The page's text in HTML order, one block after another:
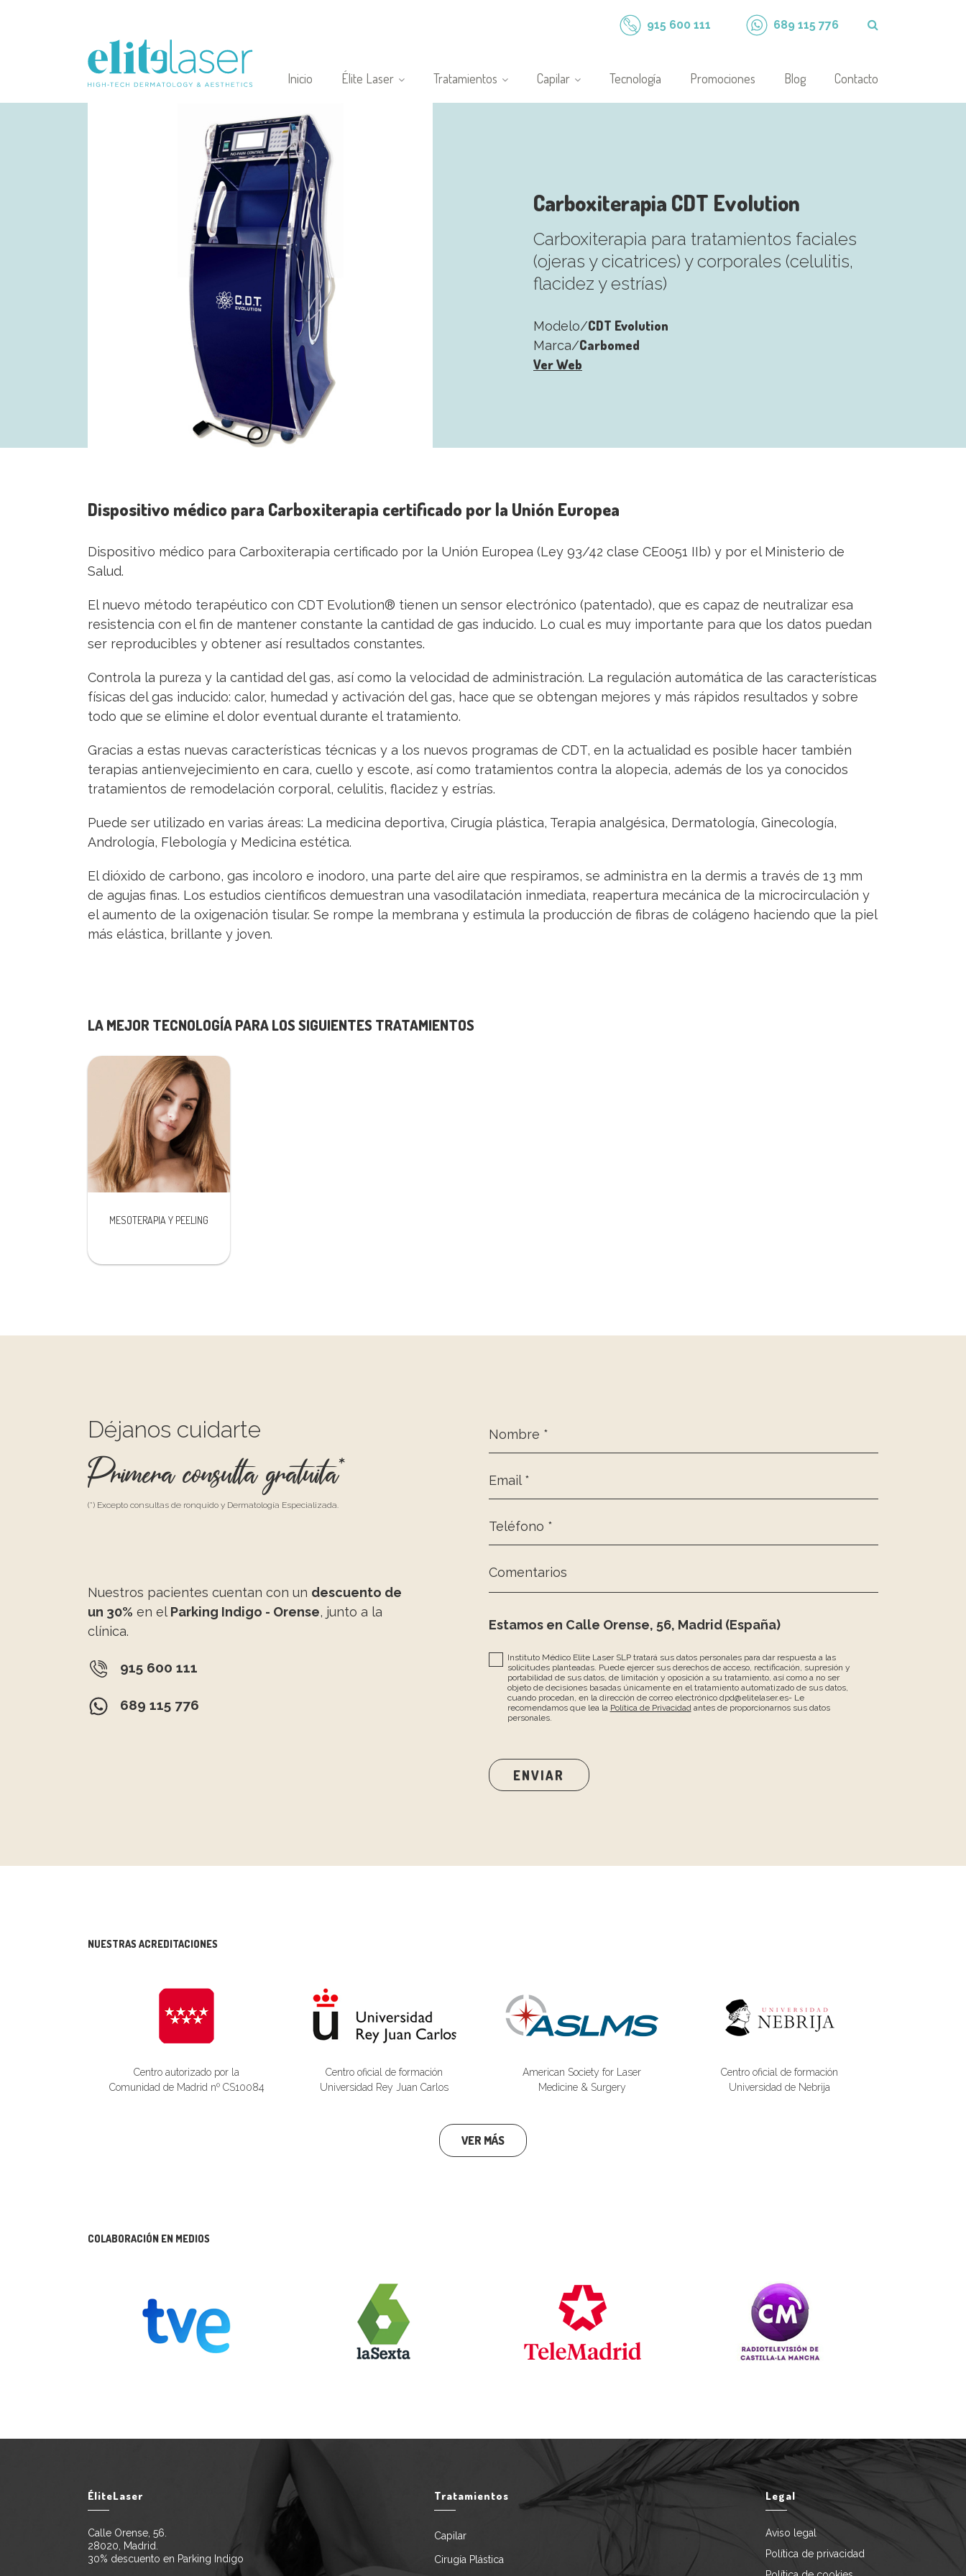
915 600 111 689 115 776
Inicio Élite Laser Tratamientos Capilar Tecnología Promociones Blog Contacto
Carboxiterapia CDT Evolution
Carboxiterapia para tratamientos faciales
(ojeras y cicatrices) y corporales (celulitis,
flacidez y estrías)
Modelo/CDT Evolution
Marca/Carbomed
Ver Web
Dispositivo médico para Carboxiterapia certificado por la Unión Europea
Dispositivo médico para Carboxiterapia certificado por la Unión Europea (Ley 93/42 clase CE0051 IIb) y por el Ministerio de
Salud.
El nuevo método terapéutico con CDT Evolution® tienen un sensor electrónico (patentado), que es capaz de neutralizar esa
resistencia con el fin de mantener constante la cantidad de gas inducido. Lo cual es muy importante para que los datos puedan
ser reproducibles y obtener así resultados constantes.
Controla la pureza y la cantidad del gas, así como la velocidad de administración. La regulación automática de las características
físicas del gas inducido: calor, humedad y activación del gas, hace que se obtengan mejores y más rápidos resultados y sobre
todo que se elimine el dolor eventual durante el tratamiento.
Gracias a estas nuevas características técnicas y a los nuevos programas de CDT, en la actualidad es posible hacer también
terapias antienvejecimiento en cara, cuello y escote, así como tratamientos contra la alopecia, además de los ya conocidos
tratamientos de remodelación corporal, celulitis, flacidez y estrías.
Puede ser utilizado en varias áreas: La medicina deportiva, Cirugía plástica, Terapia analgésica, Dermatología, Ginecología,
Andrología, Flebología y Medicina estética.
El dióxido de carbono, gas incoloro e inodoro, una parte del aire que respiramos, se administra en la dermis a través de 13 mm
de agujas finas. Los estudios científicos demuestran una vasodilatación inmediata, reapertura mecánica de la microcirculación y
el aumento de la oxigenación tisular. Se rompe la membrana y estimula la producción de fibras de colágeno haciendo que la piel
más elástica, brillante y joven.
LA MEJOR TECNOLOGÍA PARA LOS SIGUIENTES TRATAMIENTOS
MESOTERAPIA Y PEELING
Déjanos cuidarte
Primera consulta gratuita*
(*) Excepto consultas de ronquido y Dermatología Especializada.
Nuestros pacientes cuentan con un descuento de
un 30% en el Parking Indigo - Orense, junto a la
clínica.
915 600 111
689 115 776
Nombre *
Email *
Teléfono *
Comentarios
Estamos en Calle Orense, 56, Madrid (España)
Instituto Médico Elite Laser SLP tratará sus datos personales para dar respuesta a las
solicitudes planteadas. Puede ejercer sus derechos de acceso, rectificación, supresión y
portabilidad de sus datos, de limitación y oposición a su tratamiento, así como a no ser
objeto de decisiones basadas únicamente en el tratamiento automatizado de sus datos,
cuando procedan, en la dirección de correo electrónico dpd@elitelaser.es- Le
recomendamos que lea la Política de Privacidad antes de proporcionarnos sus datos
personales.
NUESTRAS ACREDITACIONES
Centro autorizado por la
Comunidad de Madrid nº CS10084
Centro oficial de formación
Universidad Rey Juan Carlos
American Society for Laser
Medicine & Surgery
Centro oficial de formación
Universidad de Nebrija
VER MÁS
COLABORACIÓN EN MEDIOS
ÉliteLaser
Calle Orense, 56.
28020, Madrid.
30% descuento en Parking Indigo
Tratamientos
Capilar
Cirugía Plástica
Legal
Aviso legal
Política de privacidad